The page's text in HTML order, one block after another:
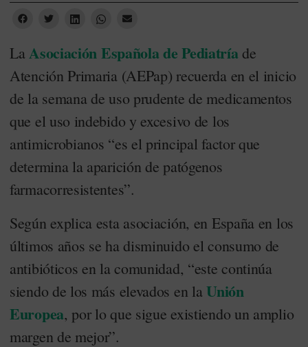
La Asociación Española de Pediatríade
Atención Primaria (AEPap) recuerda en el inicio
de la semana de uso prudente de medicamentos
que el uso indebido y excesivo de los
antimicrobianos “es el principal factor que
determina la aparición de patógenos
farmacorresistentes”.
Según explica esta asociación, en España en los
últimos años se ha disminuido el consumo de
antibióticos en la comunidad, “este continúa
siendo de los más elevados en laUnión
Europea, por lo que sigue existiendo un amplio
margen de mejor”.